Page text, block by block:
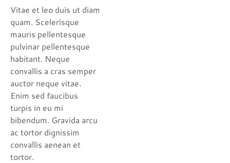
Vitae et leo duis ut diam
quam. Scelerisque
mauris pellentesque
pulvinar pellentesque
habitant. Neque
convallis a cras semper
auctor neque vitae.
Enim sed faucibus
turpis in eu mi
bibendum. Gravida arcu
ac tortor dignissim
convallis aenean et
tortor.